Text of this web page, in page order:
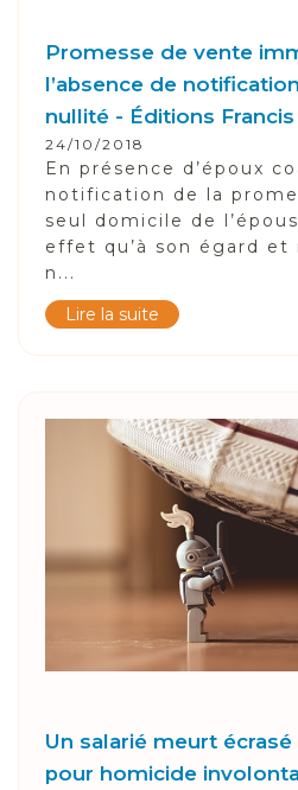
Promesse de vente
l’absence de
nullité - Éditions
24/10/2018
En présence d’époux
notification de la
seul domicile de
effet qu’à son égard et
n...
Lire la suite
Un salarié meurt
pour homicide